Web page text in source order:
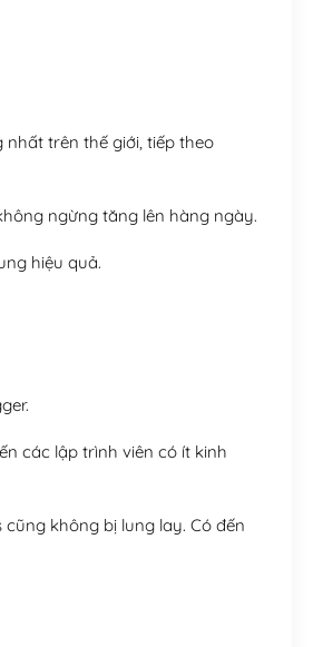
trên thế giới, tiếp theo
ngừng tăng lên hàng ngày.
hiệu quả.
các lập trình viên có ít kinh
không bị lung lay. Có đến